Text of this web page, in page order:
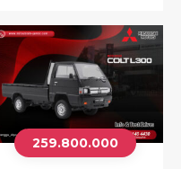
259.800.000